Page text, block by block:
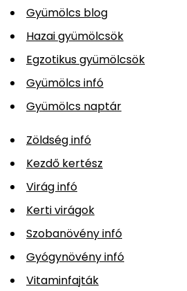
Gyümölcs blog
Hazai gyümölcsök
Egzotikus gyümölcsök
Gyümölcs infó
Gyümölcs naptár
Zöldség infó
Kezdő kertész
Virág infó
Kerti virágok
Szobanövény infó
Gyógynövény infó
Vitaminfajták